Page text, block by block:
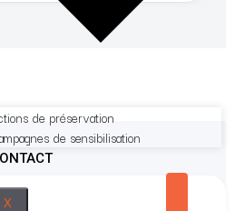
de préservation
de sensibilisation
X